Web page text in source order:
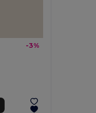
-3%